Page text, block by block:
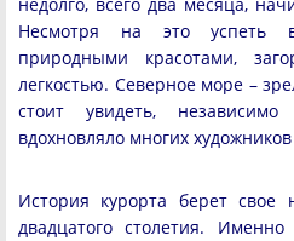
Несмотря на это успеть
природными красотами,
легкостью. Северное море –
стоит увидеть,
вдохновляло многих
История курорта берет свое
двадцатого столетия.